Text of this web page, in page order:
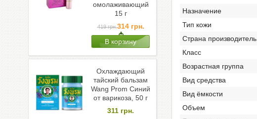
омолаживающий
15 г
419грн.314 грн.
Охлаждающий
тайский бальзам
Wang Prom Синий
от варикоза, 50 г
311 грн.
Назначение
Тип кожи
Страна производитель
Класс
Возрастная группа
Вид средства
Вид ёмкости
Объем